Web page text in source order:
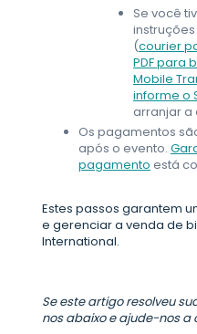
Se você
(courier
PDF para
Mobile
informe o
arranjar a
Os pagamentos
após o evento.
pagamento está
Estes passos garantem
e gerenciar a venda de
International.
Se este artigo resolveu
nos abaixo e ajude-nos